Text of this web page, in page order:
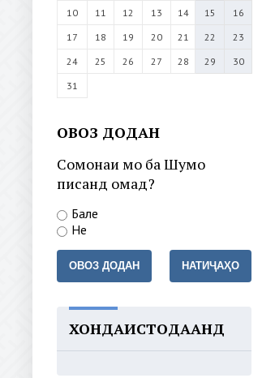
10
11 12 13 14 15
16
17
18 19 20 21 22
23
24
25 26 27 28 29
30
31
ОВОЗ ДОДАН
Сомонаи мо ба Шумо
писанд омад?
Бале
Не
ОВОЗ ДОДАН НАТИҶАҲО
ХОНДАИСТОДААНД